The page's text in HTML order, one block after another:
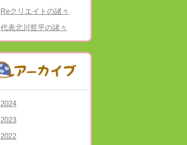
Reクリエイトの諸々
代表北川哲平の諸々
2024
2023
2022